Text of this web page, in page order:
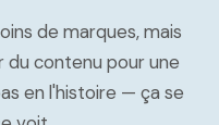
de marques, mais
du contenu pour une
en l'histoire — ça se